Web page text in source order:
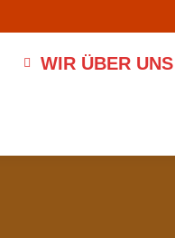
WIR ÜBER UNS